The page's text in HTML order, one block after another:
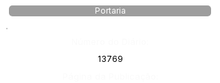
Portaria
13769